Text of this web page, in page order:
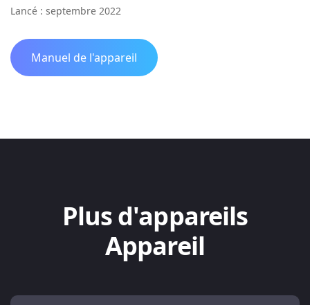
Lancé : septembre 2022
Manuel de l'appareil
Plus d'appareils
Appareil